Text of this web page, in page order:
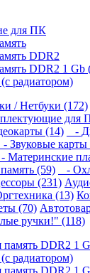
для ПК
DDR2
DDR2 1 Gb
радиатором)
/ Нетбуки (172)
для
(14) -
- Звуковые карты
Материнские
(59) -
(231)
(13)
(70)
ручки!" (118)